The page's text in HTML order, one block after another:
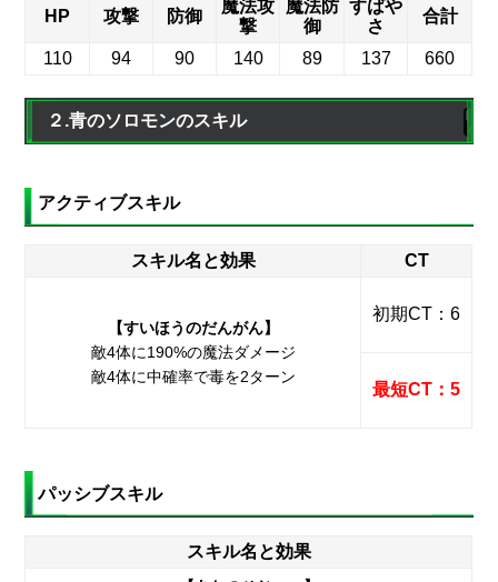
HP 攻撃 防御
魔法攻
撃
魔法防
御
すばや
さ
合計
110 94 90 140 89 137 660
２.青のソロモンのスキル
アクティブスキル
スキル名と効果 CT
【すいほうのだんがん】
敵4体に190%の魔法ダメージ
敵4体に中確率で毒を2ターン
初期CT：6
最短CT：5
パッシブスキル
スキル名と効果